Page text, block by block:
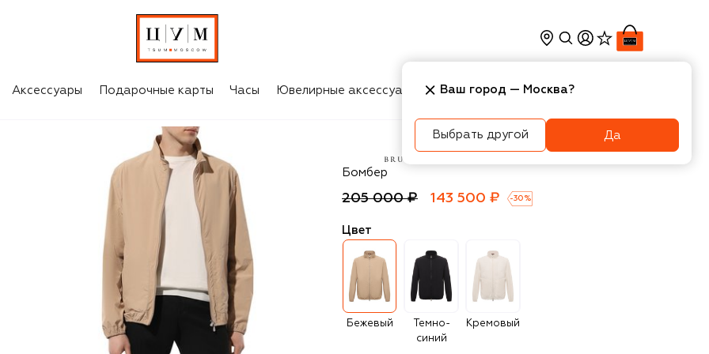
Аксессуары Подарочные карты Часы Ювелирные аксессуары Косметика Интерьер
Brunello Cucinelli
Бомбер
205 000 ₽ 143 500 ₽ -30 %
Цвет
Бежевый
Темно-
синий
Кремовый
Ваш город — Москва?
Выбрать другой Да